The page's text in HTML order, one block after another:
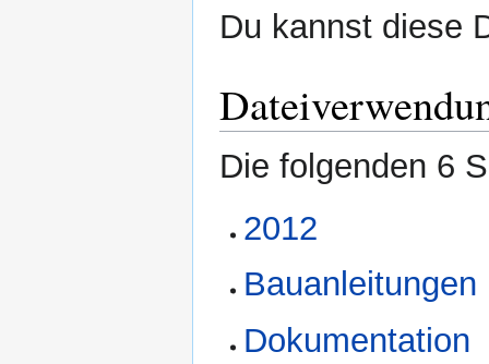
Du kannst diese
Die folgenden 6
2012
Bauanleitungen
Dokumentation